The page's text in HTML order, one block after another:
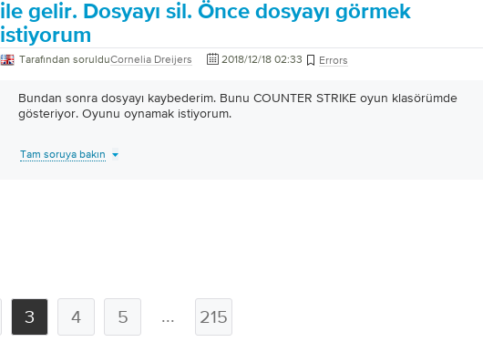
ile gelir. Dosyayı sil. Önce dosyayı görmek
istiyorum
Tarafından sorulduCornelia Dreijers 2018/12/18 02:33 Errors
Bundan sonra dosyayı kaybederim. Bunu COUNTER STRIKE oyun klasörümde
gösteriyor. Oyunu oynamak istiyorum.
Tam soruya bakın
3 4 5 ... 215